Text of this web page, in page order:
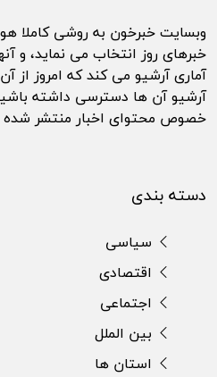
وبسایت خبرخون به روشی کاملا
خبرهای روز انتخاب می نماید، و
آماری آرشیو می کند که امروز از
آرشیو آن ها دسترسی داشته
خصوص محتوای اخبار منتشر شده
دسته بندی
سیاسی
اقتصادی
اجتماعی
بین الملل
استان ها